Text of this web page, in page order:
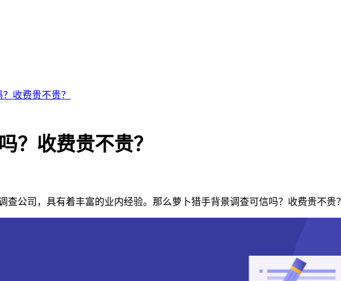
收费贵不贵？
？收费贵不贵？
查公司，具有着丰富的业内经验。那么萝卜猎手背景调查可信吗？收费贵不贵